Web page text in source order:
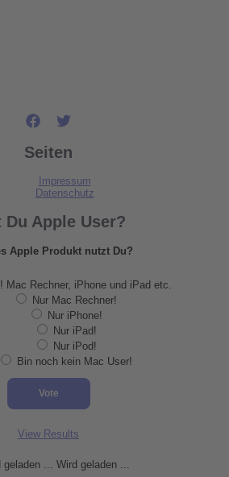
Seiten
Impressum
Datenschutz
Du Apple User?
Apple Produkt nutzt Du?
Mac Rechner, iPhone und iPad etc.
Nur Mac Rechner!
Nur iPhone!
Nur iPad!
Nur iPod!
Bin noch kein Mac User!
View Results
Wird geladen ...